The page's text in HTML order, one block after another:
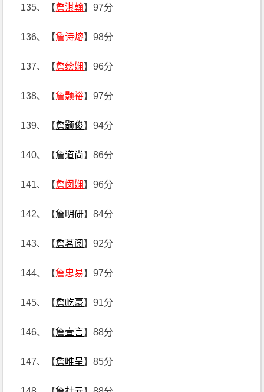
135、【詹淇翰】97分
136、【詹诗熔】98分
137、【詹绘娴】96分
138、【詹颢裕】97分
139、【詹颢俊】94分
140、【詹道尚】86分
141、【詹闵娴】96分
142、【詹明研】84分
143、【詹茗阅 】92分
144、【詹忠易】97分
145、【詹屹豪】91分
146、【詹壹言】88分
147、【詹唯呈】85分